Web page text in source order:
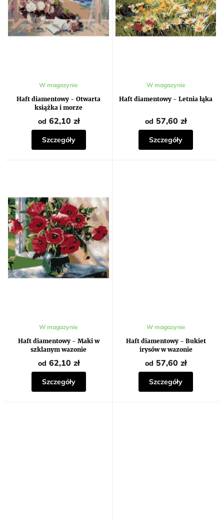
Haft diamentowy - Otwarta
książka i morze
Średnia
ocena
produktu
wynosi
5,0
na
5
gwiazdek.
W magazynie
od 62,10 zł
Szczegóły
Haft diamentowy - Letnia łąka
Średnia
ocena
produktu
wynosi
na
5
gwiazdek.
W magazynie
od 57,60 zł
Szczegóły
Haft diamentowy - Maki w
szklanym wazonie
Średnia
ocena
produktu
wynosi
5,0
na
5
gwiazdek.
W magazynie
od 62,10 zł
Szczegóły
Haft diamentowy - Bukiet
irysów w wazonie
Średnia
ocena
produktu
wynosi
5,0
na
5
gwiazdek.
W magazynie
od 57,60 zł
Szczegóły